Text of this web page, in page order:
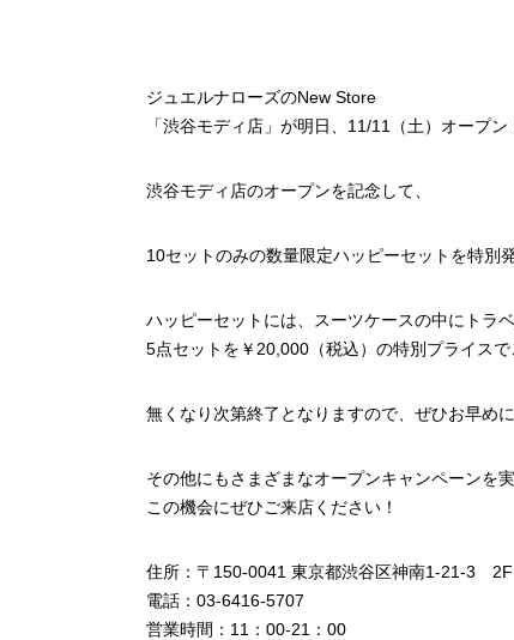
ジュエルナローズのNew Store
「渋谷モディ店」が明日、11/11（土）オープン
渋谷モディ店のオープンを記念して、
10セットのみの数量限定ハッピーセットを特別
ハッピーセットには、スーツケースの中にトラ
5点セットを￥20,000（税込）の特別プライスで
無くなり次第終了となりますので、ぜひお早めに
その他にもさまざまなオープンキャンペーンを
この機会にぜひご来店ください！
住所：〒150-0041 東京都渋谷区神南1-21-3
電話：03-6416-5707
営業時間：11：00-21：00